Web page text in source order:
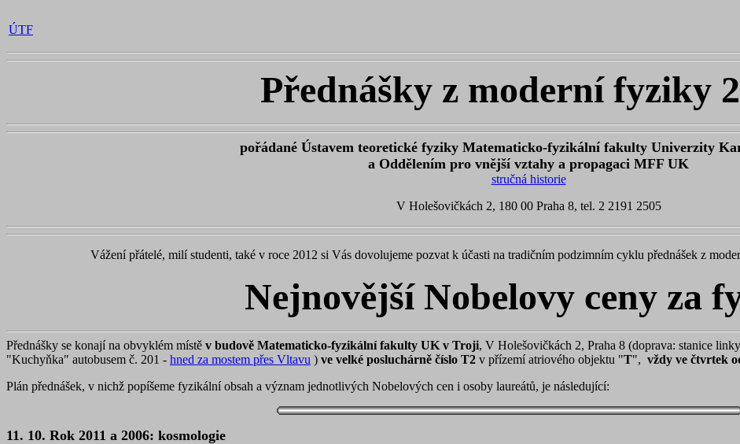
ÚTF
Přednášky z moderní fyziky
pořádané Ústavem teoretické fyziky Matematicko-fyzikální fakulty Univerzity
a Oddělením pro vnější vztahy a propagaci MFF UK
stručná historie
V Holešovičkách 2, 180 00 Praha 8, tel. 2 2191 2505
Vážení přátelé, milí studenti, také v roce 2012 si Vás dovolujeme pozvat k účasti na tradičním podzimním cyklu přednášek z
Nejnovější Nobelovy ceny za
Přednášky se konají na obvyklém místě v budově Matematicko-fyzikální fakulty UK v Troji, V Holešovičkách 2, Praha 8 (doprava: stanice
"Kuchyňka" autobusem č. 201 - hned za mostem přes Vltavu ) ve velké posluchárně číslo T2 v přízemí atriového objektu "T", vždy ve čtvrtek
Plán přednášek, v nichž popíšeme fyzikální obsah a význam jednotlivých Nobelových cen i osoby laureátů, je následující:
11. 10. Rok 2011 a 2006: kosmologie